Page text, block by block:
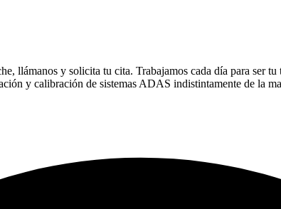
llámanos y solicita tu cita. Trabajamos cada día para ser
y calibración de sistemas ADAS indistintamente de la